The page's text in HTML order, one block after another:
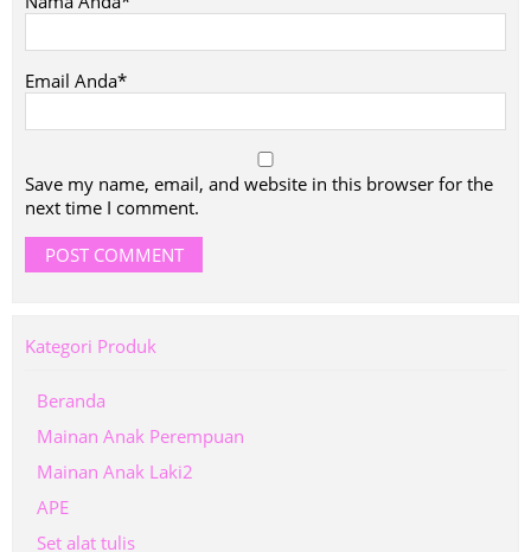
Email Anda*
Save my name, email, and website in this browser for the
next time I comment.
Kategori Produk
Beranda
Mainan Anak Perempuan
Mainan Anak Laki2
APE
Set alat tulis